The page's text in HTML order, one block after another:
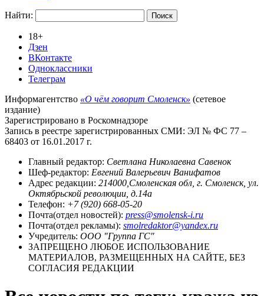
Найти:
18+
Дзен
ВКонтакте
Одноклассники
Телеграм
Информагентство «О чём говорит Смоленск» (сетевое
издание)
Зарегистрировано в Роскомнадзоре
Запись в реестре зарегистрированных СМИ: ЭЛ № ФС 77 –
68403 от 16.01.2017 г.
Главный редактор: Светлана Николаевна Савенок
Шеф-редактор: Евгений Валерьевич Ванифатов
Адрес редакции: 214000,Смоленская обл, г. Смоленск, ул.
Октябрьской революции, д.14а
Телефон: +7 (920) 668-05-20
Почта(отдел новостей): press@smolensk-i.ru
Почта(отдел рекламы): smolredaktor@yandex.ru
Учредитель: ООО "Группа ГС"
ЗАПРЕЩЕНО ЛЮБОЕ ИСПОЛЬЗОВАНИЕ
МАТЕРИАЛОВ, РАЗМЕЩЕННЫХ НА САЙТЕ, БЕЗ
СОГЛАСИЯ РЕДАКЦИИ